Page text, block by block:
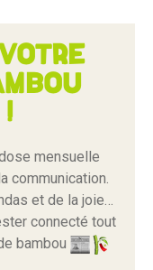
votre
mensuelle
communication.
et de la joie…
connecté tout
bambou